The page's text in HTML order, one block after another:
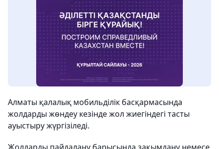
Алматы қалалық мобильділік басқармасында
жолдарды жөндеу кезінде жол жиегіндегі тасты
ауыстыру жүргізіледі.